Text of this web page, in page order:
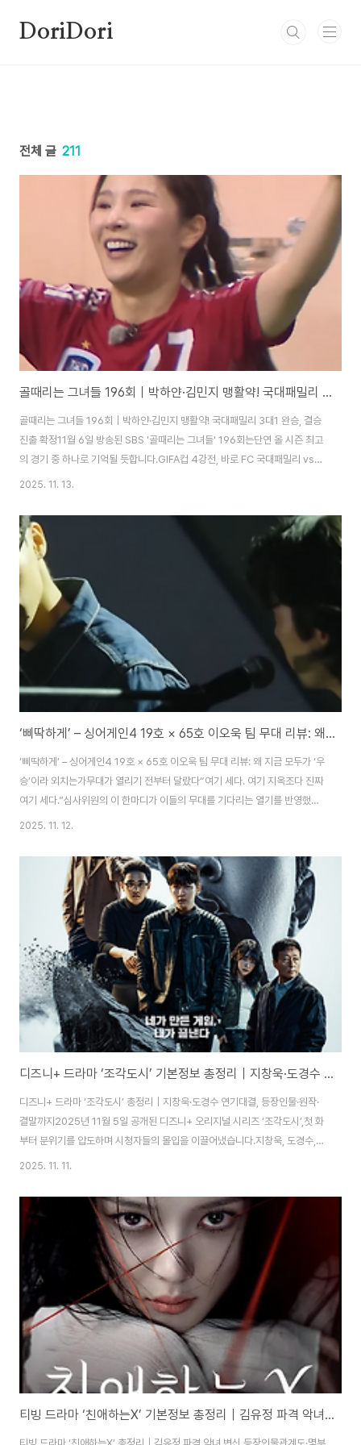
DoriDori
전체 글 211
골때리는 그녀들 196회｜박하얀·김민지 맹활약! 국대패밀리 3대1 완승, 결승 진출 확정
골때리는 그녀들 196회｜박하얀·김민지 맹활약! 국대패밀리 3대1 완승, 결승
진출 확정11월 6일 방송된 SBS '골때리는 그녀들' 196회는단연 올 시즌 최고
의 경기 중 하나로 기억될 듯합니다.GIFA컵 4강전, 바로 FC 국대패밀리 vs
FC 원더우먼의 빅매치였죠.⚽ 국대패밀리, 3년 4개월 만의 결승행 쾌거이날
후 약 3년 4개월 만에 결승 진출이라는 기록.긴 기다림 끝에 다시 찾아온 결승
무대는 선수 모두에게 간절한 기회였죠.💥 김민지 멀티골 + 박하얀 중거리 슛,
완벽한 팀 승리경기 초반부터 흐름은 국대패밀리 쪽으로 흘렀습니다.전반 9분,
김민지의 중거리 슛이 터지며 선제골을 기록했고,후반 시작 직후엔 박하얀이
강력한 ..
2025. 11. 13.
‘삐딱하게’ – 싱어게인4 19호 × 65호 이오욱 팀 무대 리뷰: 왜 지금 모두가 ‘우승’이라 외치는가
‘삐딱하게’ – 싱어게인4 19호 × 65호 이오욱 팀 무대 리뷰: 왜 지금 모두가 ‘우
승’이라 외치는가무대가 열리기 전부터 달랐다“여기 세다. 여기 지옥조다 진짜
여기 세다.”심사위원의 이 한마디가 이들의 무대를 기다리는 열기를 반영했습
니다. 19호와 65호가 팀명 ‘삐따기들’로 등장했을 때, 평소와는 다른 분위기가
올 시간만 기다린 사람이면 개추ㅋㅋㅋㅋ”“65호가 ㄹㅇ 이런 스타일 안 해봤
다고 해놓고 진짜 파괴적이네… 우승가자”“19호님도 잘하시지만, 이상하게
65호님 이번에 정말 퍼포먼스가 굉장하더라…우승각”무대 속 디테일이 만든
차이팀 구성부터 화려합니다. 1996년생 동갑, 기타 연주 경험, 같은 MBTI까
지 공유했다는 ..
2025. 11. 12.
디즈니+ 드라마 ‘조각도시’ 기본정보 총정리｜지창욱·도경수 연기대결, 등장인물·원작·결말까지
디즈니+ 드라마 ‘조각도시’ 총정리｜지창욱·도경수 연기대결, 등장인물·원작·
결말까지2025년 11월 5일 공개된 디즈니+ 오리지널 시리즈 ‘조각도시’,첫 화
부터 분위기를 압도하며 시청자들의 몰입을 이끌어냈습니다.지창욱, 도경수,
이광수라는 초호화 조합만으로도 기대를 모았지만,전개는 그 이상. 복수극과
장인물, 원작, 결말까지완전정리해드릴게요.🎬 드라마 ‘조각도시’ 기본 정보공
개일: 2025년 11월 5일 (수)편성: 디즈니+ 오리지널 시리즈공개방식: 매주 수
요일 오후 5시, 2화씩 공개총편수: 12부작장르: 액션 / 범죄 / 복수 스릴러관람
등급: 청불 (19금)연출: 박신우, 김창주극본: 오상호 (영화 ‘조작된 도시’, 드라
마..
2025. 11. 11.
티빙 드라마 ‘친애하는X’ 기본정보 총정리｜김유정 파격 악녀 변신 등장인물관계도·몇부작·공개시간